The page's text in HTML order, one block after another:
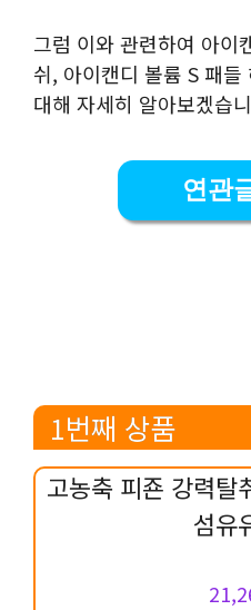
그럼 이와 관련하여 아이
쉬, 아이캔디 볼륨 S 패
대해 자세히 알아보겠습
연관
1번째 상품
고농축 피죤 강력탈
섬유